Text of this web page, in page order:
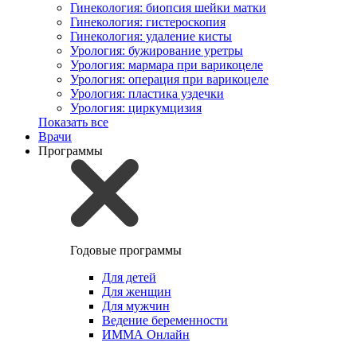
Гинекология: биопсия шейки матки
Гинекология: гистероскопия
Гинекология: удаление кисты
Урология: бужирование уретры
Урология: мармара при варикоцеле
Урология: операция при варикоцеле
Урология: пластика уздечки
Урология: циркумцизия
Показать все
Врачи
Программы
Годовые программы
Для детей
Для женщин
Для мужчин
Ведение беременности
ИММА Онлайн